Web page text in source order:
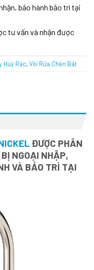
bảo hành bảo trì tại
tư vấn và nhận được
Huỷ Rác,Vòi Rửa Chén Bát
ĐƯỢC PHÂN
NGOẠI NHẬP,
VÀ BẢO TRÌ TẠI